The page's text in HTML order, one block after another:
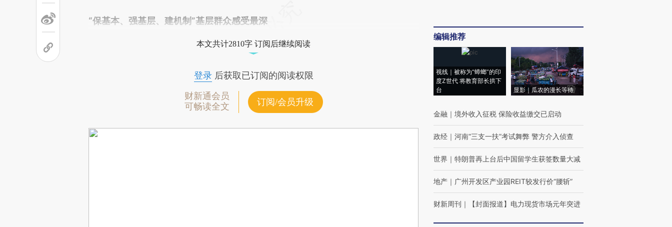
“保基本、强基层、建机制”基层群众感受最深
本文共计2810字 订阅后继续阅读
登录后获取已订阅的阅读权限
财新通会员
可畅读全文
订阅/会员升级
编辑推荐
视线｜被称为“蟑螂”的印
度Z世代 将教育部长拱下
台
显影｜瓜农的漫长等待
金融 ｜ 境外收入征税 保险收益缴交已启动
政经 ｜ 河南“三支一扶”考试舞弊 警方介入侦查
世界 ｜ 特朗普再上台后中国留学生获签数量大减
地产 ｜ 广州开发区产业园REIT较发行价“腰斩”
财新周刊 ｜ 【封面报道】电力现货市场元年突进